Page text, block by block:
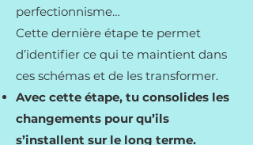
perfectionnisme…
Cette dernière étape te permet
d’identifier ce qui te maintient dans
ces schémas et de les transformer.
Avec cette étape, tu consolides les
changements pour qu’ils
s’installent sur le long terme.